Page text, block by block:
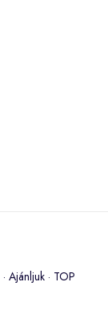
· Ajánljuk · TOP